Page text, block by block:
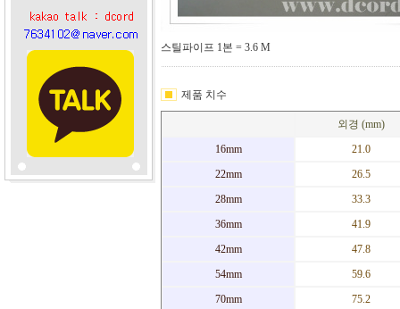
스틸파이프 1본 = 3.6 M
제품 치수
외경 (mm)
16mm
21.0
22mm
26.5
28mm
33.3
36mm
41.9
42mm
47.8
54mm
59.6
70mm
75.2